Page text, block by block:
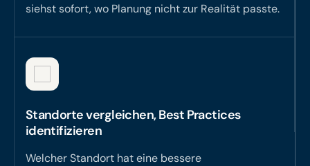
siehst sofort, wo Planung nicht zur Realität passte.
Standorte vergleichen, Best Practices
identifizieren
Welcher Standort hat eine bessere